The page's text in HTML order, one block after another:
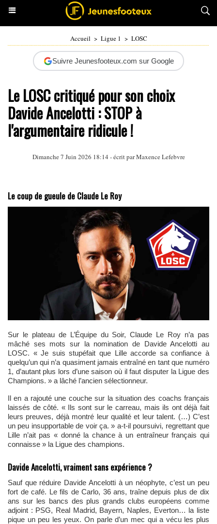
Accueil > Ligue 1 > LOSC
Suivre Jeunesfooteux.com sur Google
Le LOSC critiqué pour son choix
Davide Ancelotti : STOP à
l'argumentaire ridicule !
Dimanche 7 Juin 2026 18:14 - écrit parMaxence Lefebvre
Le coup de gueule de Claude Le Roy
Sur le plateau de L’Équipe du Soir, Claude Le Roy n’a pas
mâché ses mots sur la nomination de Davide Ancelotti au
LOSC. « Je suis stupéfait que Lille accorde sa confiance à
quelqu’un qui n’a quasiment jamais entraîné en tant que numéro
1, d’autant plus lors d’une saison où il faut disputer la Ligue des
Champions. » a lâché l’ancien sélectionneur.
Il en a rajouté une couche sur la situation des coachs français
laissés de côté. « Ils sont sur le carreau, mais ils ont déjà fait
leurs preuves, déjà montré leur qualité et leur talent. (…) C’est
un peu insupportable de voir ça. » a-t-il poursuivi, regrettant que
Lille n’ait pas « donné la chance à un entraîneur français qui
connaisse » la Ligue des champions.
Davide Ancelotti, vraiment sans expérience ?
Sauf que réduire Davide Ancelotti à un néophyte, c’est un peu
fort de café. Le fils de Carlo, 36 ans, traîne depuis plus de dix
ans sur les bancs des plus grands clubs européens comme
adjoint : PSG, Real Madrid, Bayern, Naples, Everton… la liste
pique un peu les yeux. On parle d’un mec qui a vécu les plus